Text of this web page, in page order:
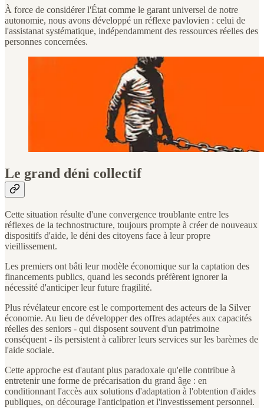
À force de considérer l'État comme le garant universel de notre
autonomie, nous avons développé un réflexe pavlovien : celui de
l'assistanat systématique, indépendamment des ressources réelles des
personnes concernées.
Le grand déni collectif
Cette situation résulte d'une convergence troublante entre les
réflexes de la technostructure, toujours prompte à créer de nouveaux
dispositifs d'aide, le déni des citoyens face à leur propre
vieillissement.
Les premiers ont bâti leur modèle économique sur la captation des
financements publics, quand les seconds préfèrent ignorer la
nécessité d'anticiper leur future fragilité.
Plus révélateur encore est le comportement des acteurs de la Silver
économie. Au lieu de développer des offres adaptées aux capacités
réelles des seniors - qui disposent souvent d'un patrimoine
conséquent - ils persistent à calibrer leurs services sur les barèmes de
l'aide sociale.
Cette approche est d'autant plus paradoxale qu'elle contribue à
entretenir une forme de précarisation du grand âge : en
conditionnant l'accès aux solutions d'adaptation à l'obtention d'aides
publiques, on décourage l'anticipation et l'investissement personnel.